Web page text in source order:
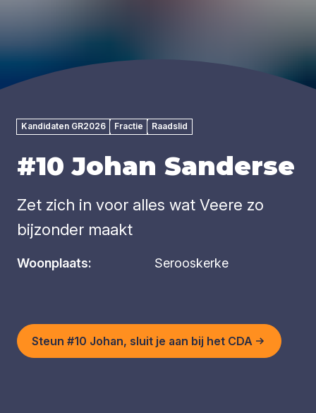
Kandidaten GR2026 Fractie Raadslid
#10 Johan Sanderse
Zet zich in voor alles wat Veere zo
bijzonder maakt
Woonplaats: Serooskerke
Steun #10 Johan, sluit je aan bij het CDA